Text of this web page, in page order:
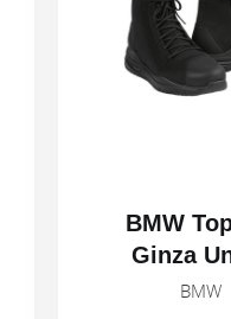
BMW
Ginza
Čierna
BMW